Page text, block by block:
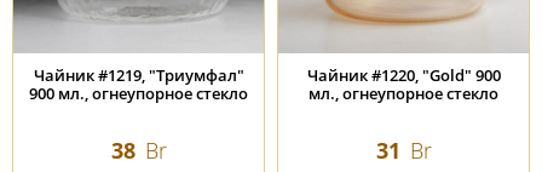
Чайник #1219, "Триумфал"
900 мл., огнеупорное стекло
38 Br
Чайник #1220, "Gold" 900
мл., огнеупорное стекло
31 Br